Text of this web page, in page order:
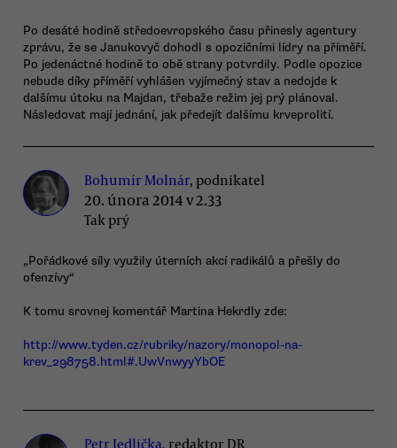
Po desáté hodině středoevropského času přinesly agentury
zprávu, že se Janukovyč dohodl s opozičními lídry na příměří.
Po jedenáctné hodině to obě strany potvrdily. Podle opozice
nebude díky příměří vyhlášen vyjímečný stav a nedojde k
dalšímu útoku na Majdan, třebaže režim jej prý plánoval.
Následovat mají jednání, jak předejít dalšímu krveprolití.
Bohumír Molnár, podnikatel
20. února 2014 v 2.33
Tak prý
„Pořádkové síly využily úterních akcí radikálů a přešly do
ofenzívy“
K tomu srovnej komentář Martina Hekrdly zde:
http://www.tyden.cz/rubriky/nazory/monopol-na-
krev_298758.html#.UwVnwyyYbOE
Petr Jedlička, redaktor DR